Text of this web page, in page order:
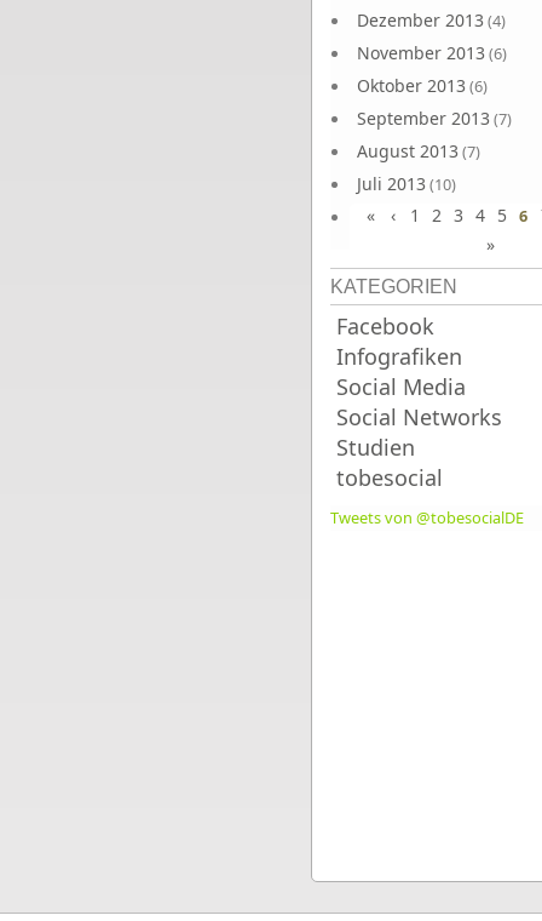
Dezember 2013 (4)
November 2013 (6)
Oktober 2013 (6)
September 2013 (7)
August 2013 (7)
Juli 2013 (10)
Juni 2013(10)
« ‹ 1 2 3 4 5 6
»
KATEGORIEN
Facebook
Infografiken
Social Media
Social Networks
Studien
tobesocial
Tweets von @tobesocialDE